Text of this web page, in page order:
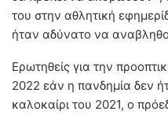
του στην αθλητική
ήταν αδύνατο να
Ερωτηθείς για την
2022 εάν η πανδημία δεν
καλοκαίρι του 2021, ο